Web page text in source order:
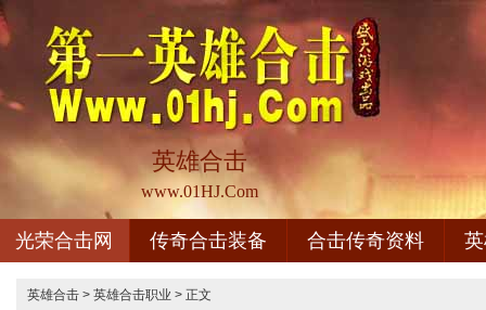
英雄合击
www.01HJ.Com
光荣合击网 传奇合击装备 合击传奇资料
英雄合击 > 英雄合击职业 > 正文